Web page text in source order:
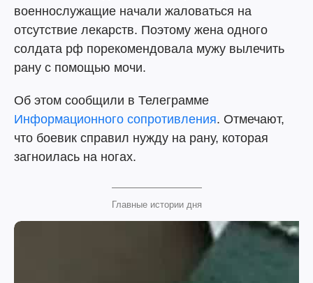
военнослужащие начали жаловаться на
отсутствие лекарств. Поэтому жена одного
солдата рф порекомендовала мужу вылечить
рану с помощью мочи.
Об этом сообщили в Телеграмме
Информационного сопротивления. Отмечают,
что боевик справил нужду на рану, которая
загноилась на ногах.
Главные истории дня